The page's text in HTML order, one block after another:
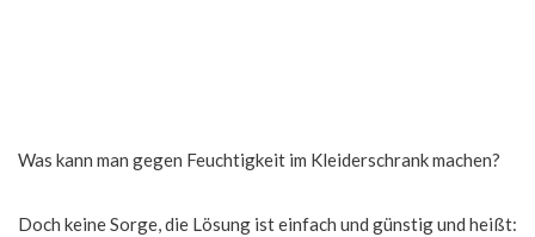
Was kann man gegen Feuchtigkeit im Kleiderschrank machen?
Doch keine Sorge, die Lösung ist einfach und günstig und heißt: